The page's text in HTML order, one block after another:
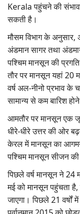
Agriculture
Awards 2022
Agri Start-Ups
Language
English Hindi
Kerala पहुंचने की
सकती है।
मौसम विभाग के अनुसार,
अंडमान सागर तथा
पश्चिम मानसून की
तौर पर मानसून यहां
वर्ष अल-नीनो प्रभाव
सामान्य से कम बारिश
आमतौर पर मानसून एक
धीरे-धीरे उत्तर की ओर
केरल में मानसून का
पश्चिम मानसून सीजन
पिछले वर्ष मानसून ने 24
मई को मानसून पहुंचता
जाएगा। पिछले 21